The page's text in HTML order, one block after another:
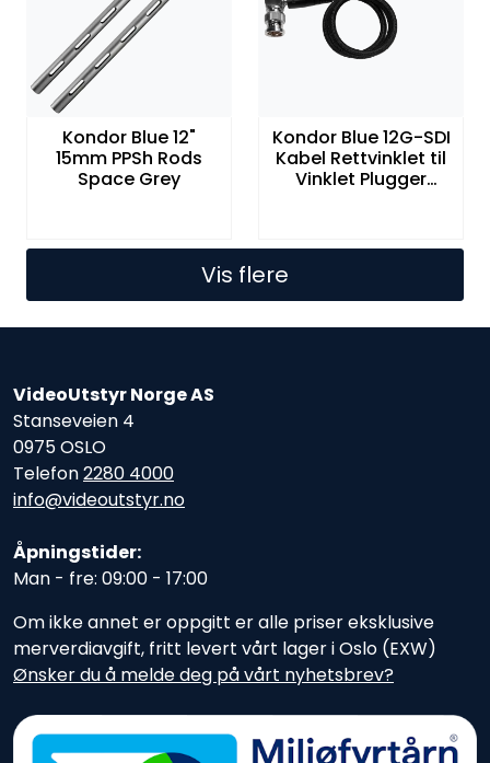
Kondor Blue 12"
15mm PPSh Rods
Space Grey
Kondor Blue 12G-SDI
Kabel Rettvinklet til
Vinklet Plugger
Vis flere
VideoUtstyr Norge AS
Stanseveien 4
0975 OSLO
Telefon2280 4000
info@videoutstyr.no
Åpningstider:
Man - fre: 09:00 - 17:00
Om ikke annet er oppgitt er alle priser eksklusive
merverdiavgift, fritt levert vårt lager i Oslo (EXW)
Ønsker du å melde deg på vårt nyhetsbrev?